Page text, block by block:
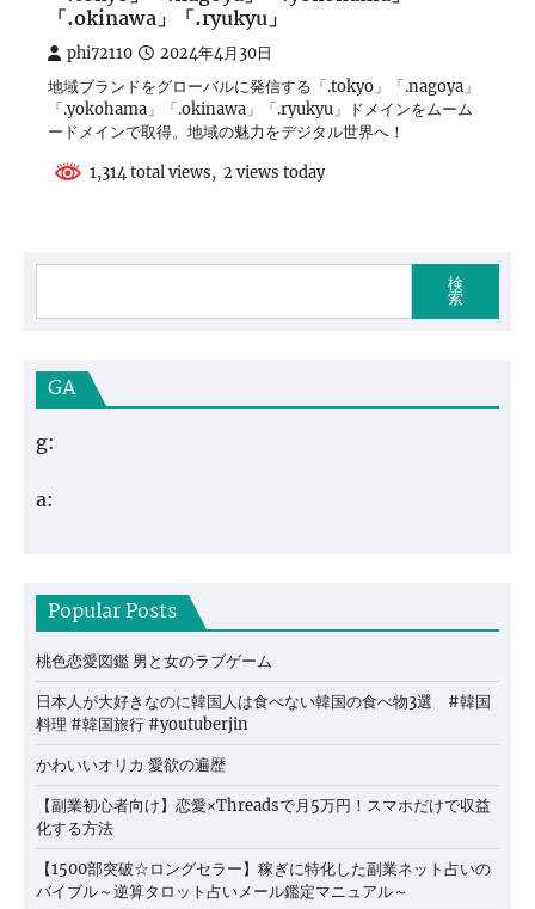
「.okinawa」「.ryukyu」
phi72110 2024年4月30日
地域ブランドをグローバルに発信する「.tokyo」「.nagoya」
「.yokohama」「.okinawa」「.ryukyu」ドメインをムーム
ードメインで取得。地域の魅力をデジタル世界へ！
1,314 total views, 2 views today
検
索
GA
g:
a:
Popular Posts
桃色恋愛図鑑 男と女のラブゲーム
日本人が大好きなのに韓国人は食べない韓国の食べ物3選 #韓国
料理 #韓国旅行 #youtuberjin
かわいいオリカ 愛欲の遍歴
【副業初心者向け】恋愛×Threadsで月5万円！スマホだけで収益
化する方法
【1500部突破☆ロングセラー】稼ぎに特化した副業ネット占いの
バイブル～逆算タロット占いメール鑑定マニュアル～